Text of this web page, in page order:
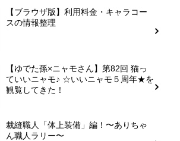
【ブラウザ版】利用料金・キャラコー
スの情報整理
【ゆでた孫×ニャモさん】第82回 猫っ
ていいニャモ♪ ☆いいニャモ５周年★を
観覧してきた！
裁縫職人「体上装備」編！〜ありちゃ
ん職人ラリー〜